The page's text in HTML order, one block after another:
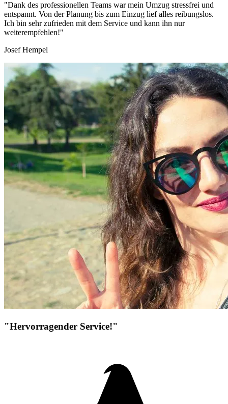
"Dank des professionellen Teams war mein Umzug stressfrei und
entspannt. Von der Planung bis zum Einzug lief alles reibungslos.
Ich bin sehr zufrieden mit dem Service und kann ihn nur
weiterempfehlen!"
Josef Hempel
"Hervorragender Service!"